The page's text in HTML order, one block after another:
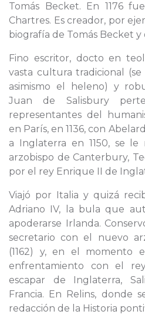
Tomás Becket. En 1176
Chartres. Es creador, por
biografía de Tomás Becket y
Fino escritor, docto en
vasta cultura tradicional
asimismo el heleno) y
Juan de Salisbury
representantes del
en París, en 1136, con
a Inglaterra en 1150, se le
arzobispo de Canterbury,
por el rey Enrique II de
Viajó por Italia y quizá
Adriano IV, la bula que
apoderarse Irlanda.
secretario con el nuevo
(1162) y, en el momento
enfrentamiento con el
escapar de Inglaterra,
Francia. En Relins, donde
redacción de la Historia